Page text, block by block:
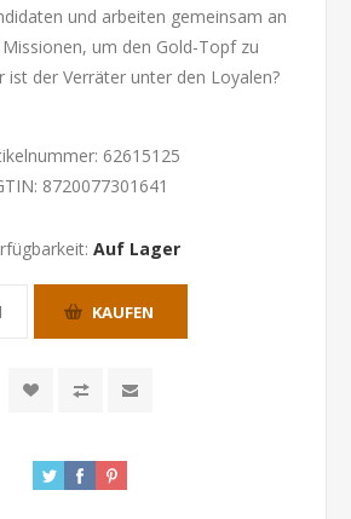
und arbeiten gemeinsam an
um den Gold-Topf zu
ist der Verräter unter den Loyalen?
62615125
8720077301641
Auf Lager
KAUFEN